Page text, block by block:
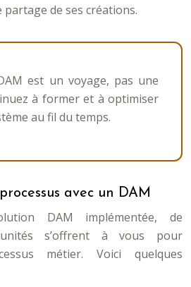
de ses créations.
est un voyage, pas une
à former et à optimiser
au fil du temps.
avec un DAM
DAM implémentée, de
s’offrent à vous pour
métier. Voici quelques